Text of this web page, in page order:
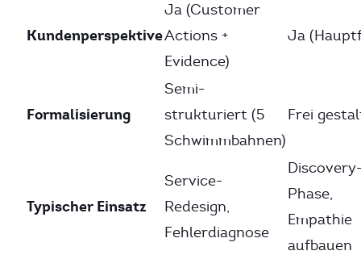
Kundenperspektive
Ja (Customer
Actions +
Evidence)
Ja
Formalisierung
Semi-
strukturiert (5
Schwimmbahnen)
Frei
Typischer Einsatz
Service-
Redesign,
Fehlerdiagnose
Phase,
Empathie
aufbauen